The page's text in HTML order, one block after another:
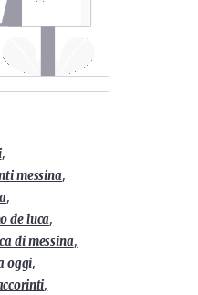
,
messina,
,
de luca,
di messina,
oggi,
,